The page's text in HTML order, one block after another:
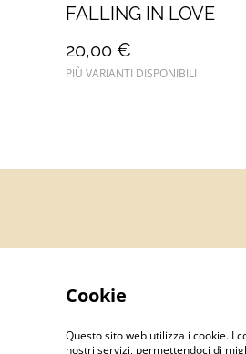
FALLING IN LOVE
20,00 €
PIÙ VARIANTI DISPONIBILI
Cookie
Questo sito web utilizza i cookie. I
nostri servizi, permettendoci di